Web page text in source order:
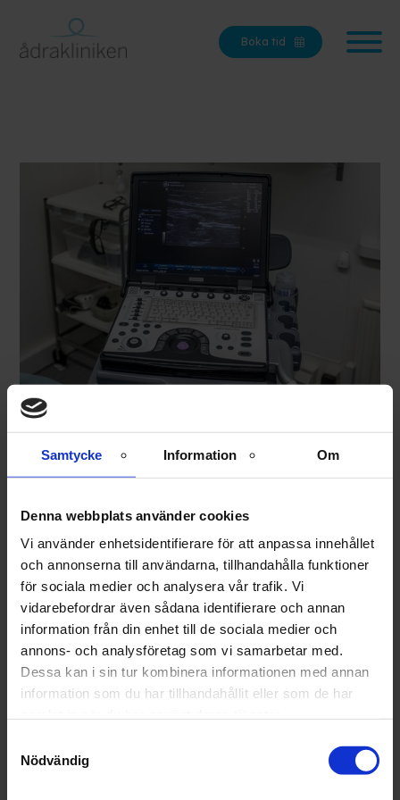
Samtycke Information Om
Denna webbplats använder cookies
Vi använder enhetsidentifierare för att anpassa innehållet
och annonserna till användarna, tillhandahålla funktioner
för sociala medier och analysera vår trafik. Vi
vidarebefordrar även sådana identifierare och annan
information från din enhet till de sociala medier och
annons- och analysföretag som vi samarbetar med.
Dessa kan i sin tur kombinera informationen med annan
information som du har tillhandahållit eller som de har
Nödvändig
Boka tid
Åderbråck
Besök oss på drop-in den 24
mars mellan 09:00 – 15:00
Ingen föranmälan krävs!
Har du åderbråck eller
ådernät?
Ådernät på benen är helt ofarligt och dom gör sällan
ont. Däremot upplevs det som missprydande och
åderbråck!